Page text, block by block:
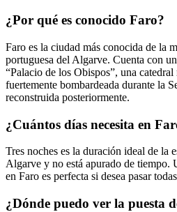
¿Por qué es conocido Faro?
Faro es la ciudad más conocida de la
portuguesa del Algarve. Cuenta con
“Palacio de los Obispos”, una
fuertemente bombardeada durante la
reconstruida posteriormente.
¿Cuántos días necesita en
Tres noches es la duración ideal de la
Algarve y no está apurado de tiempo.
en Faro es perfecta si desea pasar
¿Dónde puedo ver la puesta